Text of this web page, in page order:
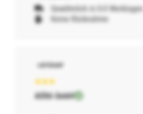
Gewöhnlich in 0-0 Werktagen
Keine Rücknahme
AERA GmbH